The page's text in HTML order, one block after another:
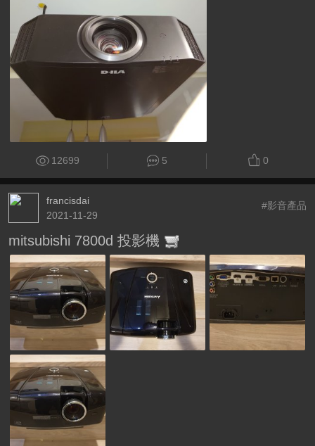
12699 5 0
francisdai
2021-11-29
#影音產品
mitsubishi 7800d 投影機